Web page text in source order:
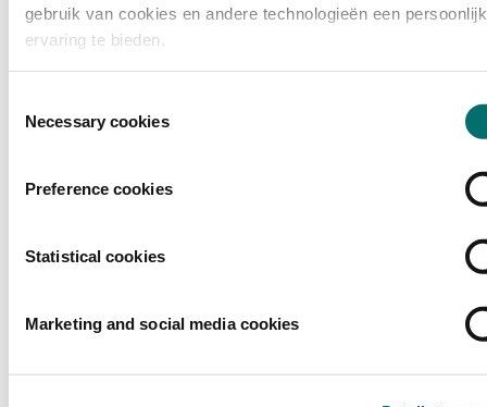
gebruik van cookies en andere technologieën een
ervaring te bieden.
Necessary cookies
Preference cookies
Statistical cookies
Marketing and social media cookies
De webshop opent midden september.